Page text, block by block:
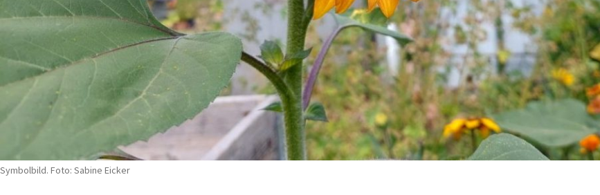
Symbolbild. Foto: Sabine Eicker